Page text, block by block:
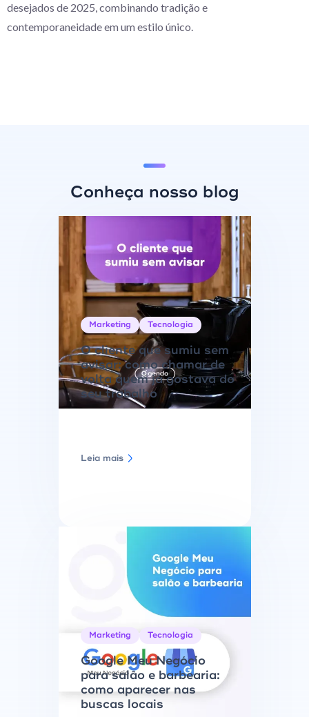
desejados de 2025, combinando tradição e
contemporaneidade em um estilo único.
Conheça nosso blog
Marketing Tecnologia
O cliente que sumiu sem
avisar: como chamar de
volta quem já gostava do
seu trabalho
Leia mais
Marketing Tecnologia
Google Meu Negócio
para salão e barbearia:
como aparecer nas
buscas locais